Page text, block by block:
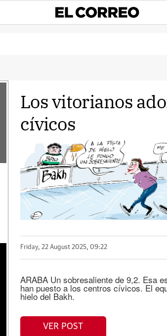
Los vitorianos
cívicos
Friday, 22 August 2025, 09:22
ARABA Un sobresaliente de 9,2. Esa
han puesto a los centros cívicos. El
hielo del Bakh.
VER POST